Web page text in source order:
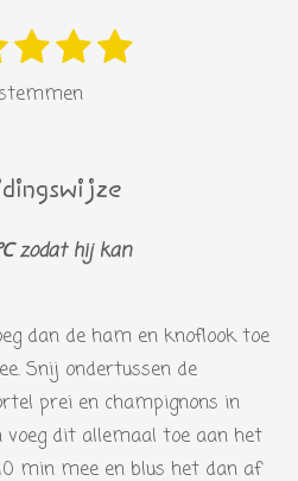
3
s
r
r
e
4
s
r
r
e
5
r
r
e
zodat hij kan
dan de ham en knoflook toe
Snij ondertussen de
prei en champignons in
voeg dit allemaal toe aan het
min mee en blus het dan af